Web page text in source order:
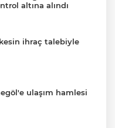
altına alındı
ihraç talebiyle
ulaşım hamlesi